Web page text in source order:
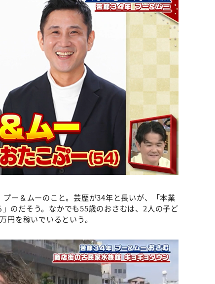
ー＆ムーのこと。芸歴が34年と長いが、「本業
のだそう。なかでも55歳のおさむは、2人の子ど
円を稼いでいるという。